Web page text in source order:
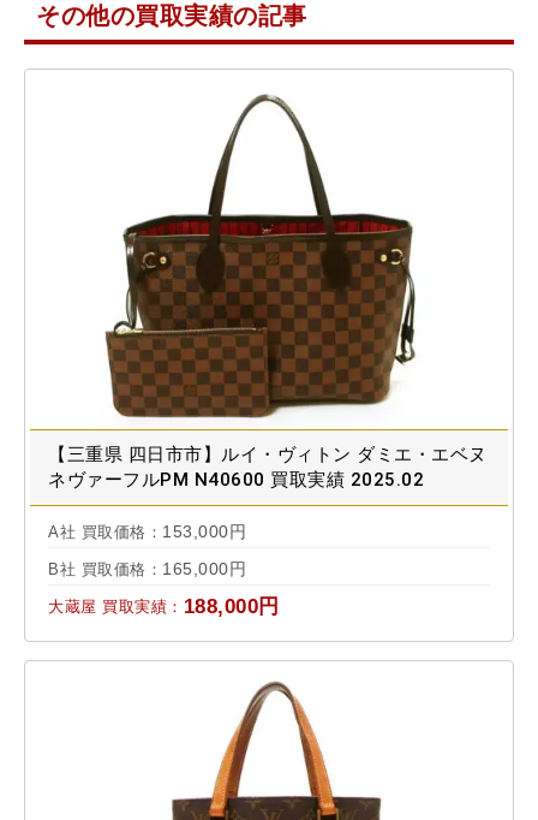
その他の買取実績の記事
【三重県 四日市市】ルイ・ヴィトン ダミエ・エベヌ
ネヴァーフルPM N40600 買取実績 2025.02
A社 買取価格： 153,000円
B社 買取価格： 165,000円
大蔵屋 買取実績： 188,000円